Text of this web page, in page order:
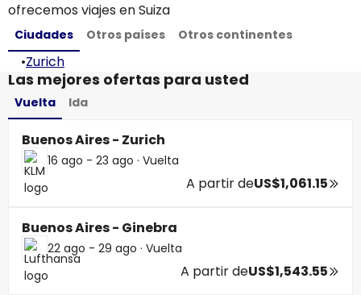
ofrecemos viajes en Suiza
Ciudades Otros países Otros continentes
•Zurich
Las mejores ofertas para usted
Vuelta Ida
Buenos Aires - Zurich
16 ago - 23 ago · Vuelta
A partir deUS$1,061.15
Buenos Aires - Ginebra
22 ago - 29 ago · Vuelta
A partir deUS$1,543.55